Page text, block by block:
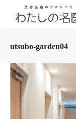
utsubo-garden04